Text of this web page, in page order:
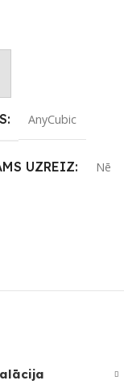
Grozam
AnyCubic
UZREIZ Nē